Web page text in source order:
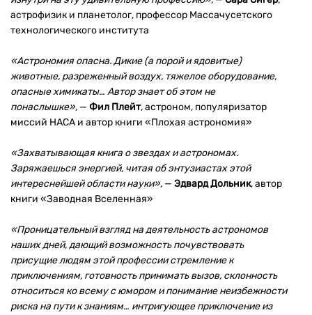
астрофизик и планетолог, профессор Массачусетского
технологического института
«Астрономия опасна. Дикие (а порой и ядовитые)
животные, разреженный воздух, тяжелое оборудование,
опасные химикаты… Автор знает об этом не
понаслышке», — Фил Плейт, астроном, популяризатор
миссий НАСА и автор книги «Плохая астрономия»
«Захватывающая книга о звездах и астрономах.
Заряжаешься энергией, читая об энтузиастах этой
интереснейшей области науки», — Эдвард Дольник, автор
книги «Заводная Вселенная»
«Проницательный взгляд на деятельность астрономов
наших дней, дающий возможность почувствовать
присущие людям этой профессии стремление к
приключениям, готовность принимать вызов, склонность
относиться ко всему с юмором и понимание неизбежности
риска на пути к знаниям… интригующее приключение из